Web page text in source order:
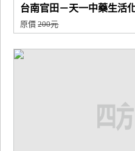
計
商
台南官田－天一中藥生活
原價200元